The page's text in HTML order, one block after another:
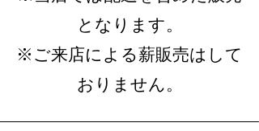
となります。
※ご来店による薪販売はして
おりません。